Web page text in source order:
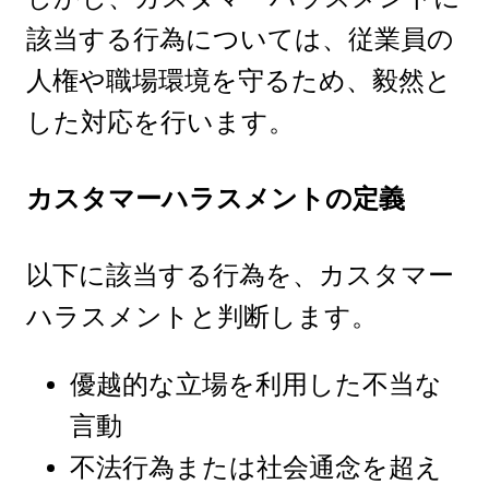
該当する行為については、従業員の
人権や職場環境を守るため、毅然と
した対応を行います。
カスタマーハラスメントの定義
以下に該当する行為を、カスタマー
ハラスメントと判断します。
優越的な立場を利用した不当な
言動
不法行為または社会通念を超え